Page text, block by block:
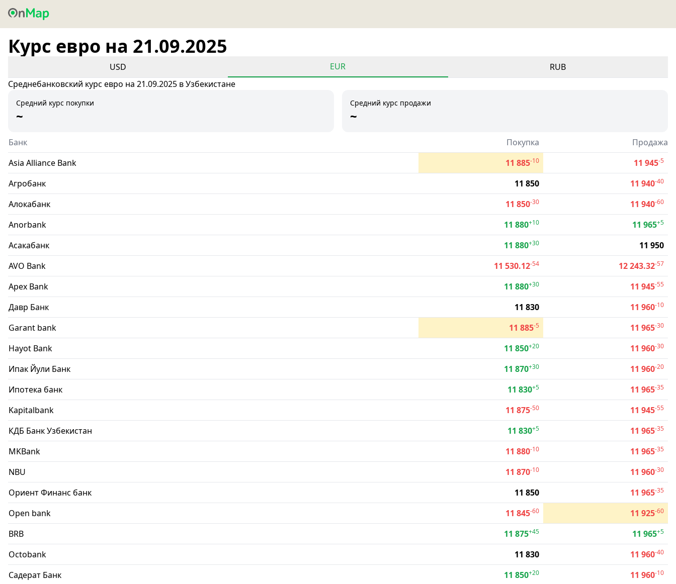
Курс евро на 21.09.2025
USD EUR
RUB
Среднебанковский курс евро на 21.09.2025 в Узбекистане
Средний курс покупки
~
Средний курс продажи
~
Банк Покупка
Продажа
Asia Alliance Bank
11 885-10 11 945-5
Агробанк 11 850 11 940-40
Алокабанк 11 850-30 11 940-60
Anorbank 11 880+10 11 965+5
Асакабанк 11 880+30
11 950
AVO Bank
11 530.12-54 12 243.32-57
Apex Bank 11 880+30 11 945-55
Давр Банк 11 830 11 960-10
Garant bank 11 885-5 11 965-30
Hayot Bank 11 850+20 11 960-30
Ипак Йули Банк 11 870+30 11 960-20
Ипотека банк 11 830+5 11 965-35
Kapitalbank 11 875-50 11 945-55
КДБ Банк Узбекистан 11 830+5 11 965-35
MKBank 11 880-10 11 965-35
NBU 11 870-10 11 960-30
Ориент Финанс банк 11 850 11 965-35
Open bank 11 845-60 11 925-60
BRB 11 875+45 11 965+5
Octobank 11 830 11 960-40
Садерат Банк 11 850+20 11 960-10